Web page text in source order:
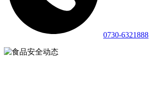
0730-6321888